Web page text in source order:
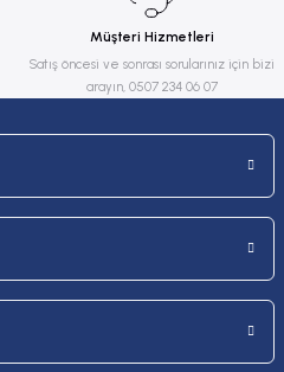
Müşteri Hizmetleri
Satış öncesi ve sonrası sorularınız için bizi
arayın, 0507 234 06 07